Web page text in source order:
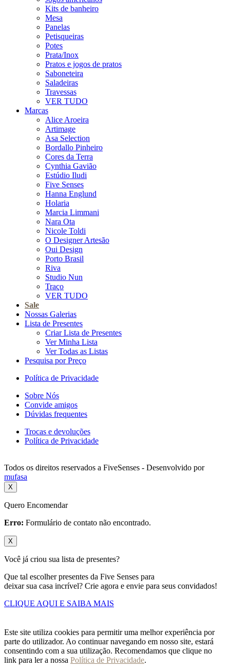
Kits de banheiro
Mesa
Panelas
Petisqueiras
Potes
Prata/Inox
Pratos e jogos de pratos
Saboneteira
Saladeiras
Travessas
VER TUDO
Marcas
Alice Aroeira
Artimage
Asa Selection
Bordallo Pinheiro
Cores da Terra
Cynthia Gavião
Estúdio Iludi
Five Senses
Hanna Englund
Holaria
Marcia Limmani
Nara Ota
Nicole Toldi
O Designer Artesão
Oui Design
Porto Brasil
Riva
Studio Nun
Traço
VER TUDO
Sale
Nossas Galerias
Lista de Presentes
Criar Lista de Presentes
Ver Minha Lista
Ver Todas as Listas
Pesquisa por Preço
Política de Privacidade
Sobre Nós
Convide amigos
Dúvidas frequentes
Trocas e devoluções
Política de Privacidade
Todos os direitos reservados a FiveSenses - Desenvolvido por
mufasa
X
Quero Encomendar
Erro: Formulário de contato não encontrado.
X
Você já criou sua lista de presentes?
Que tal escolher presentes da Five Senses para
deixar sua casa incrível? Crie agora e envie para seus convidados!
CLIQUE AQUI E SAIBA MAIS
Este site utiliza cookies para permitir uma melhor experiência por
parte do utilizador. Ao continuar navegando em nosso site, estará
consentindo com a sua utilização. Recomendamos que clique no
link para ler a nossa Política de Privacidade.